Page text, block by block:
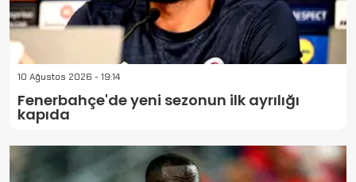
10 Ağustos 2026 - 19:14
Fenerbahçe'de yeni sezonun ilk ayrılığı
kapıda